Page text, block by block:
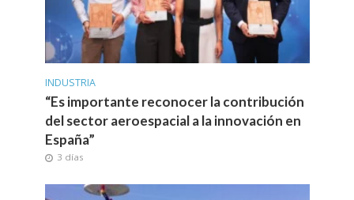
INDUSTRIA
“Es importante reconocer la contribución
del sector aeroespacial a la innovación en
España”
3 días